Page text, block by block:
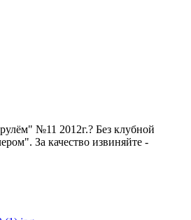
№11 2012г.? Без клубной
За качество извиняйте -